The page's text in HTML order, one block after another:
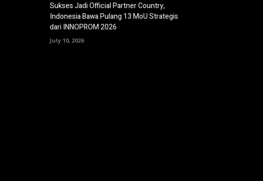
Sukses Jadi Official Partner Country,
Indonesia Bawa Pulang 13 MoU Strategis
dari INNOPROM 2026
July 10, 2026